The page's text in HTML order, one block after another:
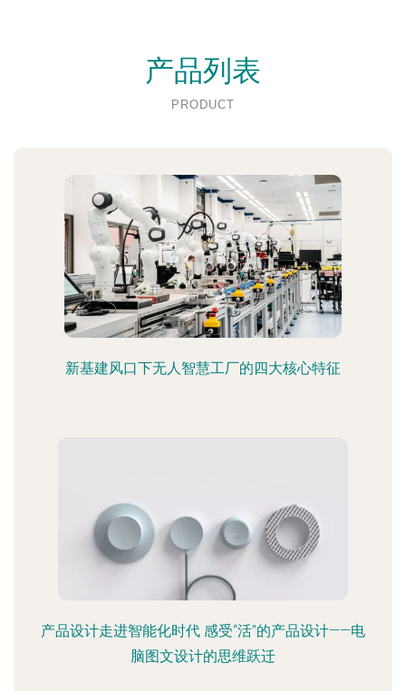
产品列表
PRODUCT
新基建风口下无人智慧工厂的四大核心特征
产品设计走进智能化时代 感受“活”的产品设计——电
脑图文设计的思维跃迁